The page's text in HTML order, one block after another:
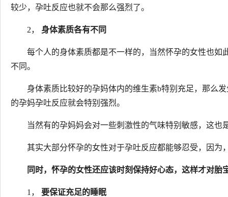
较少，孕吐反应也就不会那么强烈了。
2， 身体素质各有不同
每个人的身体素质都是不一样的，当然怀孕的女性也
不同。
身体素质比较好的孕妈体内的维生素b特别充足，那么
的孕妈孕吐反应就会特别强烈。
当然有的孕妈妈会对一些刺激性的气味特别敏感，这也
其实大部分怀孕的女性对于孕吐反应都能够忍受，因为
同时，怀孕的女性还应该时刻保持好心态，这样才对胎
1， 要保证充足的睡眠